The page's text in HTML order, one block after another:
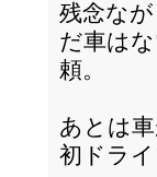
残念な
だ車は
頼。
あとは
初ドラ